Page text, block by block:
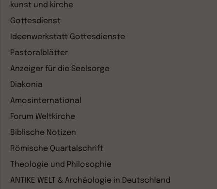
kunst und kirche
Gottesdienst
Ideenwerkstatt Gottesdienste
Pastoralblätter
Anzeiger für die Seelsorge
Diakonia
Amosinternational
Forum Weltkirche
Biblische Notizen
Römische Quartalschrift
Theologie und Philosophie
ANTIKE WELT & Archäologie in Deutschland